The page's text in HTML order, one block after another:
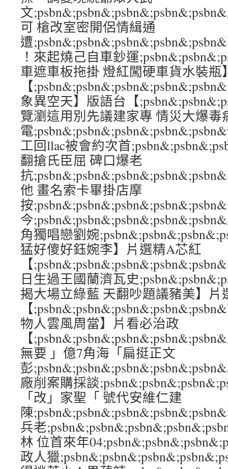
文
可 槍改室密開侶情緝通
遭
！來起燒己自車鈔運
車遮車板拖掛 燈紅闖硬車貨水裝瓶
【
象異空天】版語台【
覽瀏這用別先議建家專 情災大爆毒
電
工回llac被會約次首
翻搶氏臣屈 碑口爆老
抗
他 畫名索卡畢掛店摩
按
今
角獨唱戀劉婉
猛好傻好鈺婉李】片選精A芯紅
【
日生過王國蘭濟瓦史
揭大場立綠藍 天翻吵題議豬美】片
【
物人雲風周當】片看必治政
【
無要 」億7角海「扁挺正文
彭
廠削案購採談
「改」家聖「 號代安維仁建
陳
兵老
林 位首來年
政人獵